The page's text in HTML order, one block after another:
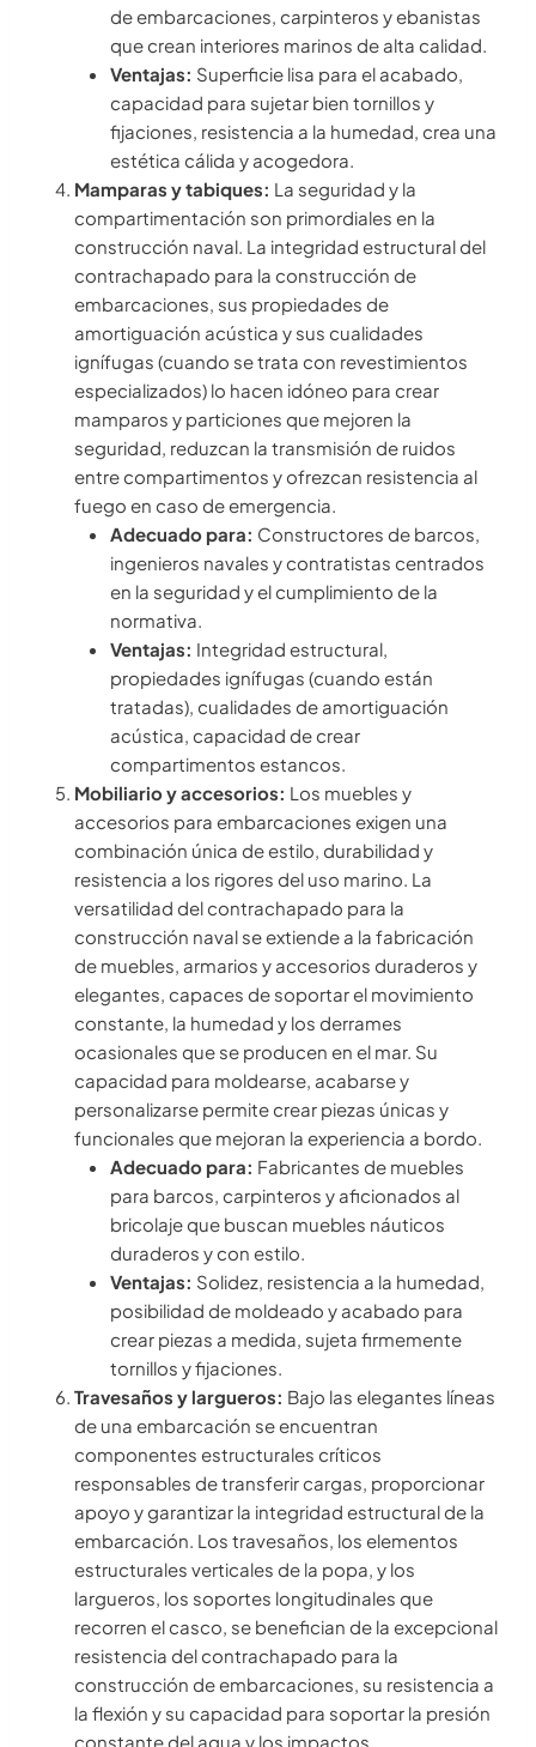
de embarcaciones, carpinteros y ebanistas
que crean interiores marinos de alta calidad.
Ventajas: Superficie lisa para el acabado,
capacidad para sujetar bien tornillos y
fijaciones, resistencia a la humedad, crea una
estética cálida y acogedora.
Mamparas y tabiques: La seguridad y la
compartimentación son primordiales en la
construcción naval. La integridad estructural del
contrachapado para la construcción de
embarcaciones, sus propiedades de
amortiguación acústica y sus cualidades
ignífugas (cuando se trata con revestimientos
especializados) lo hacen idóneo para crear
mamparos y particiones que mejoren la
seguridad, reduzcan la transmisión de ruidos
entre compartimentos y ofrezcan resistencia al
fuego en caso de emergencia.
Adecuado para: Constructores de barcos,
ingenieros navales y contratistas centrados
en la seguridad y el cumplimiento de la
normativa.
Ventajas: Integridad estructural,
propiedades ignífugas (cuando están
tratadas), cualidades de amortiguación
acústica, capacidad de crear
compartimentos estancos.
Mobiliario y accesorios: Los muebles y
accesorios para embarcaciones exigen una
combinación única de estilo, durabilidad y
resistencia a los rigores del uso marino. La
versatilidad del contrachapado para la
construcción naval se extiende a la fabricación
de muebles, armarios y accesorios duraderos y
elegantes, capaces de soportar el movimiento
constante, la humedad y los derrames
ocasionales que se producen en el mar. Su
capacidad para moldearse, acabarse y
personalizarse permite crear piezas únicas y
funcionales que mejoran la experiencia a bordo.
Adecuado para: Fabricantes de muebles
para barcos, carpinteros y aficionados al
bricolaje que buscan muebles náuticos
duraderos y con estilo.
Ventajas: Solidez, resistencia a la humedad,
posibilidad de moldeado y acabado para
crear piezas a medida, sujeta firmemente
tornillos y fijaciones.
Travesaños y largueros: Bajo las elegantes líneas
de una embarcación se encuentran
componentes estructurales críticos
responsables de transferir cargas, proporcionar
apoyo y garantizar la integridad estructural de la
embarcación. Los travesaños, los elementos
estructurales verticales de la popa, y los
largueros, los soportes longitudinales que
recorren el casco, se benefician de la excepcional
resistencia del contrachapado para la
construcción de embarcaciones, su resistencia a
la flexión y su capacidad para soportar la presión
constante del agua y los impactos.